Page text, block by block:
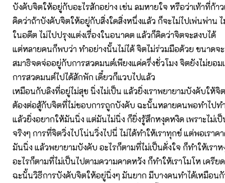
บังคับจิตให้อยู่กับอะไรสักอย่าง เช่น ลมหายใจ หรือว่าเท้าที่ก้า
คิดว่าถ้าบังคับจิตให้อยู่กับสิ่งใดสิ่งหนึ่งแล้ว ก็จะไม่ไปเพ่นพ่าน ไ
ในอดีต ไม่ไปปรุงแต่งเรื่องในอนาคต แล้วก็คิดว่าจิตจะสงบได้
แต่หลายคนก็พบว่า ทำอย่างนั้นไม่ได้ จิตไม่ร่วมมือด้วย ขนาดจ
สมาธิจดจ่ออยู่กับการสวดมนต์เพียงแค่ครึ่งชั่วโมง จิตยังไม่ยอ
การสวดมนต์ไปได้สักพัก เดี๋ยวก็แวบไปแล้ว
เหมือนกับลิงที่อยู่ไม่สุข นิ่งไม่เป็น แล้วยิ่งเราพยายามบังคับให้จิ
ต้องต่อสู้กับจิตที่ไม่ชอบการถูกบังคับ ฉะนั้นหลายคนพอทำไปท
แล้วยิ่งอยากให้มันนิ่ง แต่มันไม่นิ่ง ก็ยิ่งรู้สึกหงุดหงิด เพราะไม่เ
จริงๆ การที่จิตวิ่งไปโน่นวิ่งไปนี่ ไม่ได้ทำให้เราทุกข์ แต่พอเราค
มันนิ่ง แล้วพยายามบังคับ อะไรก็ตามที่ไม่เป็นดั่งใจ ก็ทำให้เรา
อะไรก็ตามที่ไม่เป็นไปตามความคาดหวัง ก็ทำให้เราโมโห เครียด
ฉะนั้นวิธีการบังคับจิตให้อยู่นิ่งๆ มันยาก มีบางคนทำได้เหมือน